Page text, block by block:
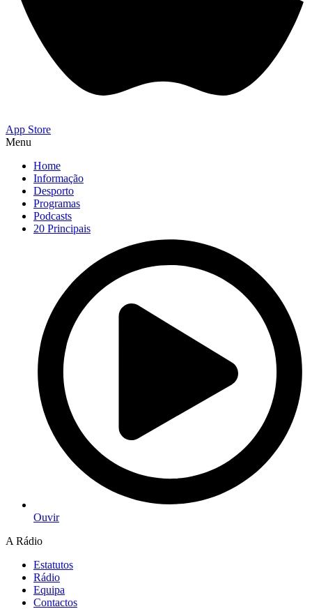
App Store
Menu
Home
Informação
Desporto
Programas
Podcasts
20 Principais
Ouvir
A Rádio
Estatutos
Rádio
Equipa
Contactos